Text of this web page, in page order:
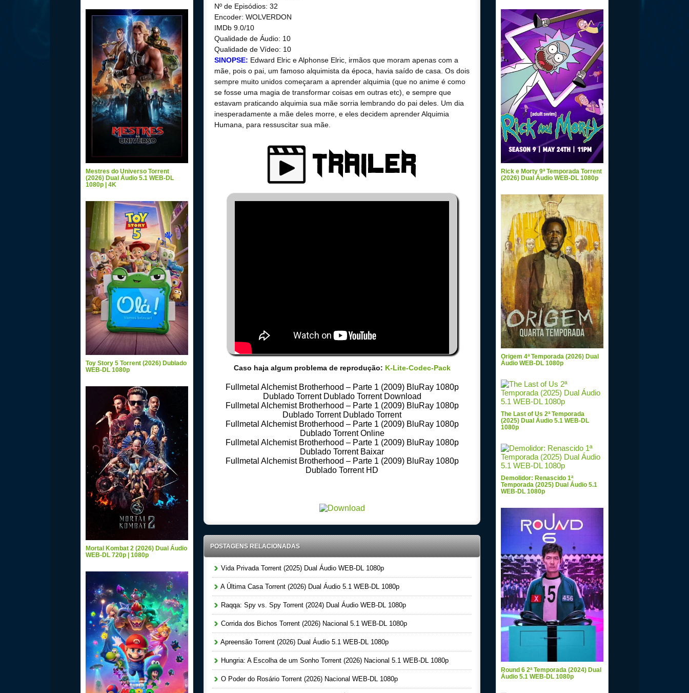
Nº de Episódios: 32
Encoder: WOLVERDON
IMDb 9.0/10
Qualidade de Áudio: 10
Qualidade de Vídeo: 10
SINOPSE: Edward Elric e Alphonse Elric, irmãos que moram apenas com a
mãe, pois o pai, um famoso alquimista da época, havia saído de casa. Os dois
sempre muito unidos começaram a aprender alquimia (que no anime é como
se fosse uma magia de transformar coisas em outras etc), e sempre que
estavam praticando alquimia sua mãe sorria lembrando do pai deles. Um dia
inesperadamente a mãe deles morre, e eles decidem aprender Alquimia
Humana, para ressuscitar sua mãe.
Caso haja algum problema de reprodução: K-Lite-Codec-Pack
Fullmetal Alchemist Brotherhood – Parte 1 (2009) BluRay 1080p
Dublado Torrent Dublado Torrent Download
Fullmetal Alchemist Brotherhood – Parte 1 (2009) BluRay 1080p
Dublado Torrent Dublado Torrent
Fullmetal Alchemist Brotherhood – Parte 1 (2009) BluRay 1080p
Dublado Torrent Online
Fullmetal Alchemist Brotherhood – Parte 1 (2009) BluRay 1080p
Dublado Torrent Baixar
Fullmetal Alchemist Brotherhood – Parte 1 (2009) BluRay 1080p
Dublado Torrent HD
POSTAGENS RELACIONADAS
Vida Privada Torrent (2025) Dual Áudio WEB-DL 1080p
A Última Casa Torrent (2026) Dual Áudio 5.1 WEB-DL 1080p
Raqqa: Spy vs. Spy Torrent (2024) Dual Áudio WEB-DL 1080p
Corrida dos Bichos Torrent (2026) Nacional 5.1 WEB-DL 1080p
Apreensão Torrent (2026) Dual Áudio 5.1 WEB-DL 1080p
Hungria: A Escolha de um Sonho Torrent (2026) Nacional 5.1 WEB-DL 1080p
O Poder do Rosário Torrent (2026) Nacional WEB-DL 1080p
Mestres do Universo Torrent
(2026) Dual Áudio 5.1 WEB-DL
1080p | 4K
Toy Story 5 Torrent (2026) Dublado
WEB-DL 1080p
Mortal Kombat 2 (2026) Dual Áudio
WEB-DL 720p | 1080p
Rick e Morty 9ª Temporada Torrent
(2026) Dual Áudio WEB-DL 1080p
Origem 4ª Temporada (2026) Dual
Áudio WEB-DL 1080p
The Last of Us 2ª Temporada
(2025) Dual Áudio 5.1 WEB-DL
1080p
Demolidor: Renascido 1ª
Temporada (2025) Dual Áudio 5.1
WEB-DL 1080p
Round 6 2ª Temporada (2024) Dual
Áudio 5.1 WEB-DL 1080p